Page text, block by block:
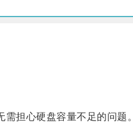
担心硬盘容量不足的问题。